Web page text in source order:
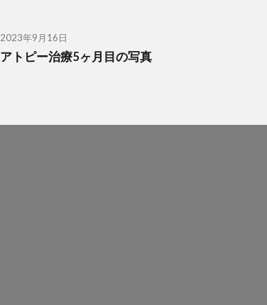
2023年9月16日
アトピー治療5ヶ月目の写真